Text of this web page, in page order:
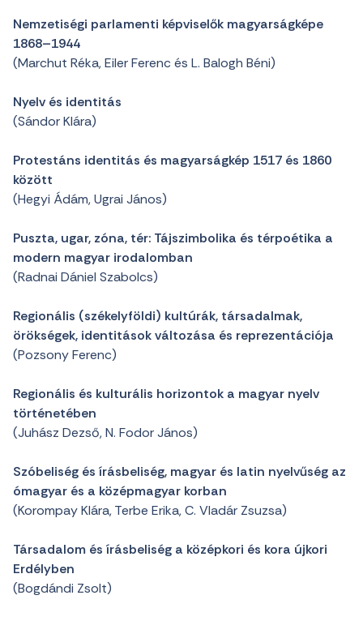
Nemzetiségi parlamenti képviselők magyarságképe
1868–1944
(Marchut Réka, Eiler Ferenc és L. Balogh Béni)
Nyelv és identitás
(Sándor Klára)
Protestáns identitás és magyarságkép 1517 és 1860
között
(Hegyi Ádám, Ugrai János)
Puszta, ugar, zóna, tér: Tájszimbolika és térpoétika a
modern magyar irodalomban
(Radnai Dániel Szabolcs)
Regionális (székelyföldi) kultúrák, társadalmak,
örökségek, identitások változása és reprezentációja
(Pozsony Ferenc)
Regionális és kulturális horizontok a magyar nyelv
történetében
(Juhász Dezső, N. Fodor János)
Szóbeliség és írásbeliség, magyar és latin nyelvűség az
ómagyar és a középmagyar korban
(Korompay Klára, Terbe Erika, C. Vladár Zsuzsa)
Társadalom és írásbeliség a középkori és kora újkori
Erdélyben
(Bogdándi Zsolt)